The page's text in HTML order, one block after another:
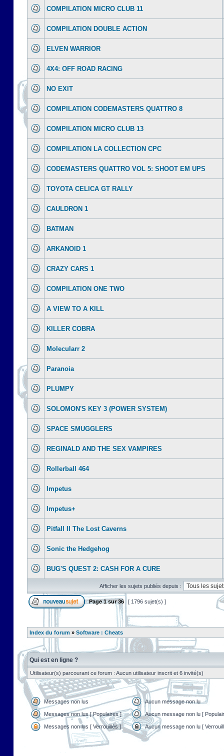
COMPILATION MICRO CLUB 11
COMPILATION DOUBLE ACTION
ELVEN WARRIOR
4X4: OFF ROAD RACING
NO EXIT
COMPILATION CODEMASTERS QUATTRO 8
COMPILATION MICRO CLUB 13
COMPILATION LA COLLECTION CPC
CODEMASTERS QUATTRO VOL 5: SHOOT EM UPS
TOYOTA CELICA GT RALLY
CAULDRON 1
BATMAN
ARKANOID 1
CRAZY CARS 1
COMPILATION ONE TWO
A VIEW TO A KILL
KILLER COBRA
Molecularr 2
Paranoia
PLUMPY
SOLOMON'S KEY 3 (POWER SYSTEM)
SPACE SMUGGLERS
REGINALD AND THE SEX VAMPIRES
Rollerball 464
Impetus
Impetus+
Pitfall II The Lost Caverns
Sonic the Hedgehog
BUG'S QUEST 2: CASH FOR A CURE
Afficher les sujets publiés depuis :
Page1sur36 [ 1796 sujet(s) ]
Index du forum » Software : Cheats
Qui est en ligne ?
Utilisateur(s) parcourant ce forum : Aucun utilisateur inscrit et 6 invité(s)
Messages non lus Aucun message non lu
Messages non lus [ Populaires ] Aucun message non lu [
Messages non lus [ Verrouillés ] Aucun message non lu [